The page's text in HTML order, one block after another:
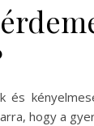
és
hogy a